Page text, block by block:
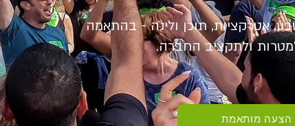
טבע, אטרקציות, תוכן ולינה - בהתאמה
ולתקציב החברה.
הצעה מותאמת